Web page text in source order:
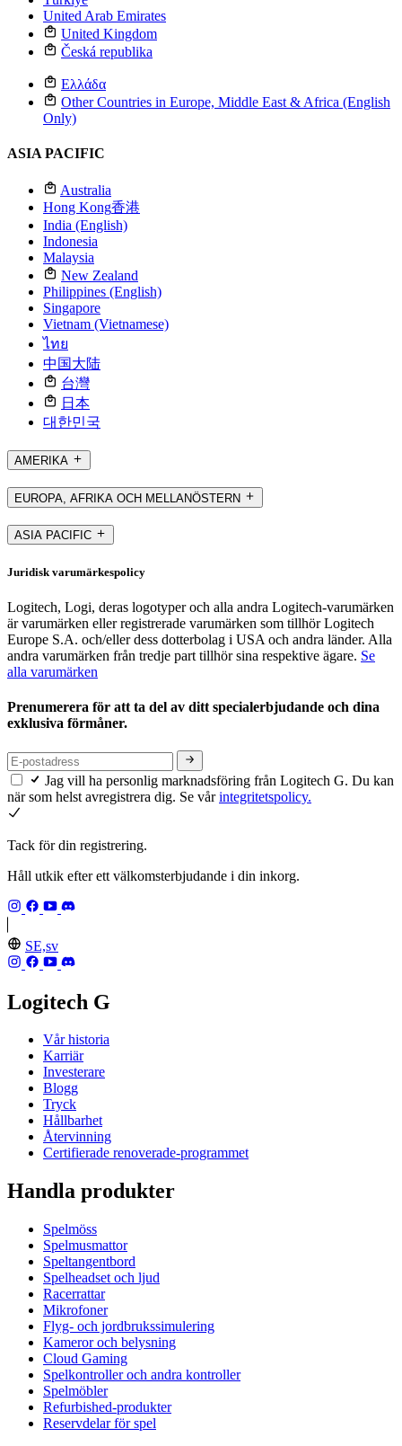
United Arab Emirates
United Kingdom
Česká republika
Ελλάδα
Other Countries in Europe, Middle East & Africa (English
Only)
ASIA PACIFIC
Australia
Hong Kong香港
India (English)
Indonesia
Malaysia
New Zealand
Philippines (English)
Singapore
Vietnam (Vietnamese)
ไทย
中国大陆
台灣
日本
대한민국
AMERIKA
EUROPA, AFRIKA OCH MELLANÖSTERN
ASIA PACIFIC
Juridisk varumärkespolicy
Logitech, Logi, deras logotyper och alla andra Logitech-varumärken
är varumärken eller registrerade varumärken som tillhör Logitech
Europe S.A. och/eller dess dotterbolag i USA och andra länder. Alla
andra varumärken från tredje part tillhör sina respektive ägare. Se
alla varumärken
Prenumerera för att ta del av ditt specialerbjudande och dina
exklusiva förmåner.
Jag vill ha personlig marknadsföring från Logitech G. Du kan
när som helst avregistrera dig. Se vårintegritetspolicy.
Tack för din registrering.
Håll utkik efter ett välkomsterbjudande i din inkorg.
SE,sv
Logitech G
Vår historia
Karriär
Investerare
Blogg
Tryck
Hållbarhet
Återvinning
Certifierade renoverade-programmet
Handla produkter
Spelmöss
Spelmusmattor
Speltangentbord
Spelheadset och ljud
Racerrattar
Mikrofoner
Flyg- och jordbrukssimulering
Kameror och belysning
Cloud Gaming
Spelkontroller och andra kontroller
Spelmöbler
Refurbished-produkter
Reservdelar för spel